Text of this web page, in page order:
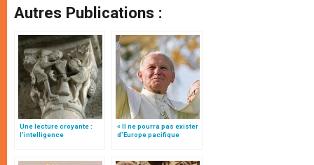
Autres Publications :
Une lecture croyante :
l’intelligence
« Il ne pourra pas exister
d’Europe pacifique